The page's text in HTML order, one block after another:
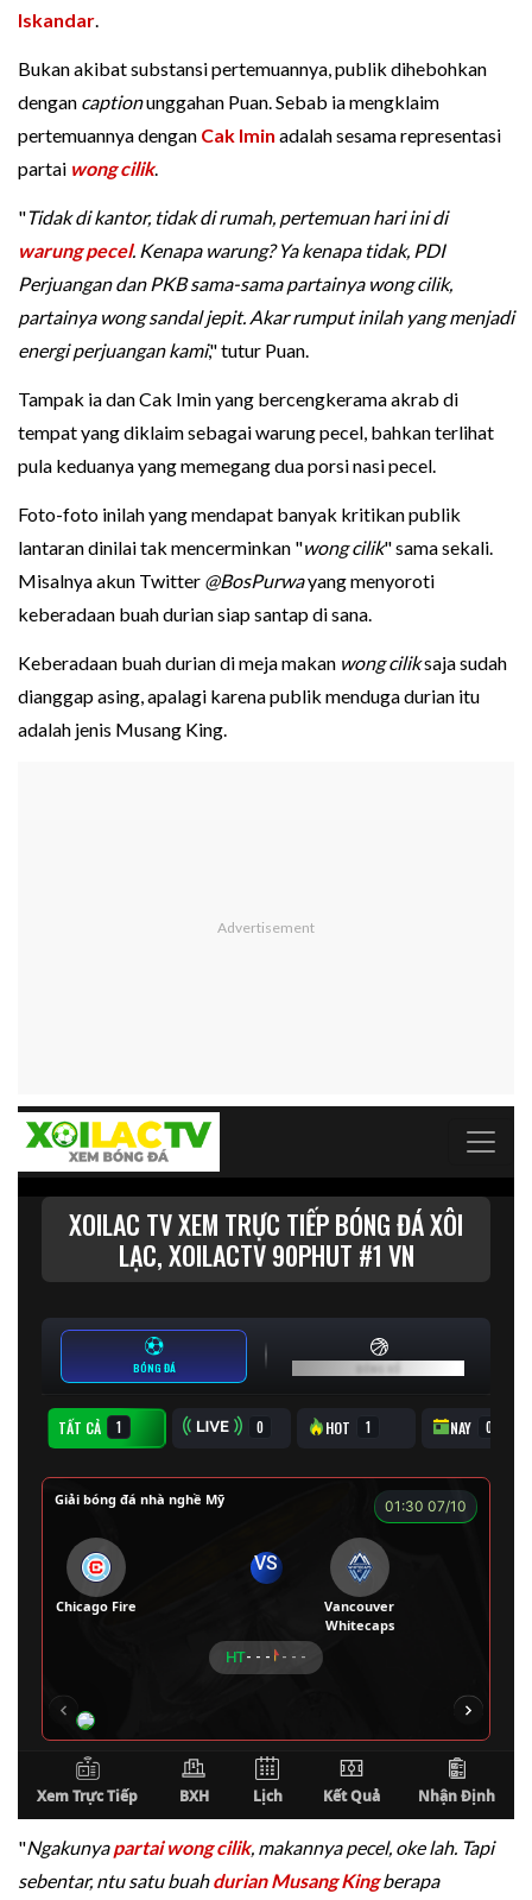
Iskandar.
Bukan akibat substansi pertemuannya, publik dihebohkan
dengan captionunggahan Puan. Sebab ia mengklaim
pertemuannya dengan Cak Imin adalah sesama representasi
partai wong cilik.
"Tidak di kantor, tidak di rumah, pertemuan hari ini di
warung pecel. Kenapa warung? Ya kenapa tidak, PDI
Perjuangan dan PKB sama-sama partainya wong cilik,
partainya wong sandal jepit. Akar rumput inilah yang menjadi
energi perjuangan kami," tutur Puan.
Tampak ia dan Cak Imin yang bercengkerama akrab di
tempat yang diklaim sebagai warung pecel, bahkan terlihat
pula keduanya yang memegang dua porsi nasi pecel.
Foto-foto inilah yang mendapat banyak kritikan publik
lantaran dinilai tak mencerminkan "wong cilik" sama sekali.
Misalnya akun Twitter @BosPurwayang menyoroti
keberadaan buah durian siap santap di sana.
Keberadaan buah durian di meja makan wong ciliksaja sudah
dianggap asing, apalagi karena publik menduga durian itu
adalah jenis Musang King.
"Ngakunyapartai wong cilik, makannya pecel, oke lah. Tapi
sebentar, ntu satu buahdurian Musang Kingberapa